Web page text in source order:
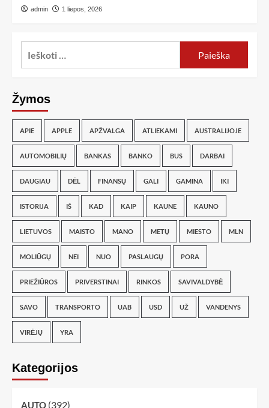
admin 1 liepos, 2026
Žymos
APIE APPLE APŽVALGA ATLIEKAMI AUSTRALIJOJE
AUTOMOBILIŲ BANKAS BANKO BUS DARBAI
DAUGIAU DĖL FINANSŲ GALI GAMINA IKI
ISTORIJA IŠ KAD KAIP KAUNE KAUNO
LIETUVOS MAISTO MANO METŲ MIESTO MLN
MOLIŪGŲ NEI NUO PASLAUGŲ PORA
PRIEŽIŪROS PRIVERSTINAI RINKOS SAVIVALDYBĖ
SAVO TRANSPORTO UAB USD UŽ VANDENYS
VIRĖJŲ YRA
Kategorijos
AUTO (392)